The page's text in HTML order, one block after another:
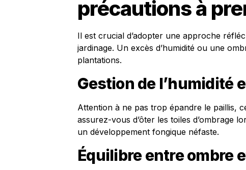
précautions à
Il est crucial d’adopter une approche
jardinage. Un excès d’humidité ou une
plantations.
Gestion de l’humidité
Attention à ne pas trop épandre le paillis,
assurez-vous d’ôter les toiles d’ombrage
un développement fongique néfaste.
Équilibre entre ombre